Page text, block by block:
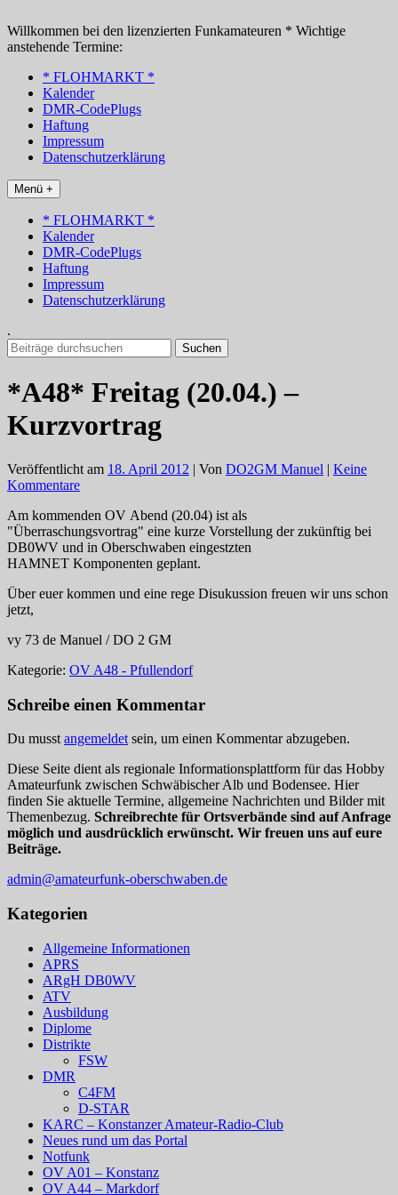
Inhalt
springen
Willkommen bei den lizenzierten Funkamateuren * Wichtige
anstehende Termine:
* FLOHMARKT *
Kalender
DMR-CodePlugs
Haftung
Impressum
Datenschutzerklärung
Menü +
* FLOHMARKT *
Kalender
DMR-CodePlugs
Haftung
Impressum
Datenschutzerklärung
.
Suchen
nach:
*A48* Freitag (20.04.) –
Kurzvortrag
Veröffentlicht am 18. April 2012 | Von DO2GM Manuel | Keine
Kommentare
Am kommenden OV Abend (20.04) ist als
"Überraschungsvortrag" eine kurze Vorstellung der zukünftig bei
DB0WV und in Oberschwaben eingestzten
HAMNET Komponenten geplant.
Über euer kommen und eine rege Disukussion freuen wir uns schon
jetzt,
vy 73 de Manuel / DO 2 GM
Kategorie: OV A48 - Pfullendorf
Schreibe einen Kommentar
Du musst angemeldet sein, um einen Kommentar abzugeben.
Diese Seite dient als regionale Informationsplattform für das Hobby
Amateurfunk zwischen Schwäbischer Alb und Bodensee. Hier
finden Sie aktuelle Termine, allgemeine Nachrichten und Bilder mit
Themenbezug. Schreibrechte für Ortsverbände sind auf Anfrage
möglich und ausdrücklich erwünscht. Wir freuen uns auf eure
Beiträge.
admin@amateurfunk-oberschwaben.de
Kategorien
Allgemeine Informationen
APRS
ARgH DB0WV
ATV
Ausbildung
Diplome
Distrikte
FSW
DMR
C4FM
D-STAR
KARC – Konstanzer Amateur-Radio-Club
Neues rund um das Portal
Notfunk
OV A01 – Konstanz
OV A44 – Markdorf